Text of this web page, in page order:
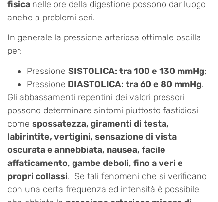
fisica nelle ore della digestione possono dar luogo
anche a problemi seri.
In generale la pressione arteriosa ottimale oscilla
per:
Pressione SISTOLICA: tra 100 e 130 mmHg;
Pressione DIASTOLICA: tra 60 e 80 mmHg.
Gli abbassamenti repentini dei valori pressori
possono determinare sintomi piuttosto fastidiosi
come spossatezza, giramenti di testa,
labirintite, vertigini, sensazione di vista
oscurata e annebbiata, nausea, facile
affaticamento, gambe deboli, fino a veri e
propri collassi. Se tali fenomeni che si verificano
con una certa frequenza ed intensità è possibile